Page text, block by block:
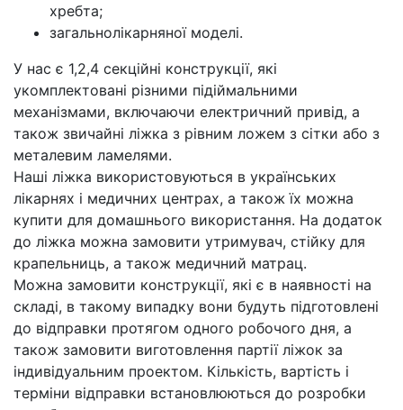
хребта;
загальнолікарняної моделі.
У нас є 1,2,4 секційні конструкції, які
укомплектовані різними підіймальними
механізмами, включаючи електричний привід, а
також звичайні ліжка з рівним ложем з сітки або з
металевим ламелями.
Наші ліжка використовуються в українських
лікарнях і медичних центрах, а також їх можна
купити для домашнього використання. На додаток
до ліжка можна замовити утримувач, стійку для
крапельниць, а також медичний матрац.
Можна замовити конструкції, які є в наявності на
складі, в такому випадку вони будуть підготовлені
до відправки протягом одного робочого дня, а
також замовити виготовлення партії ліжок за
індивідуальним проектом. Кількість, вартість і
терміни відправки встановлюються до розробки